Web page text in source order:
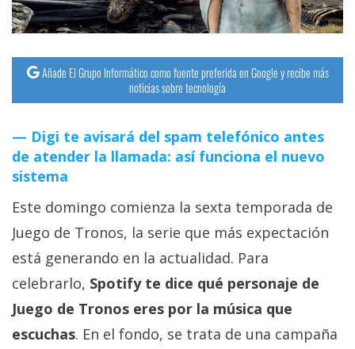
Trucos
Tutoriales
Sistemas
operativos
Profesional
Más
temas
Añade El Grupo Informático como fuente preferida en Google y recibe más
noticias sobre tecnología
Digi te avisará del spam telefónico antes
de atender la llamada: así funciona el nuevo
sistema
Este domingo comienza la sexta temporada de
Juego de Tronos, la serie que más expectación
está generando en la actualidad. Para
celebrarlo, Spotify te dice qué personaje de
Juego de Tronos eres por la música que
escuchas. En el fondo, se trata de una campaña